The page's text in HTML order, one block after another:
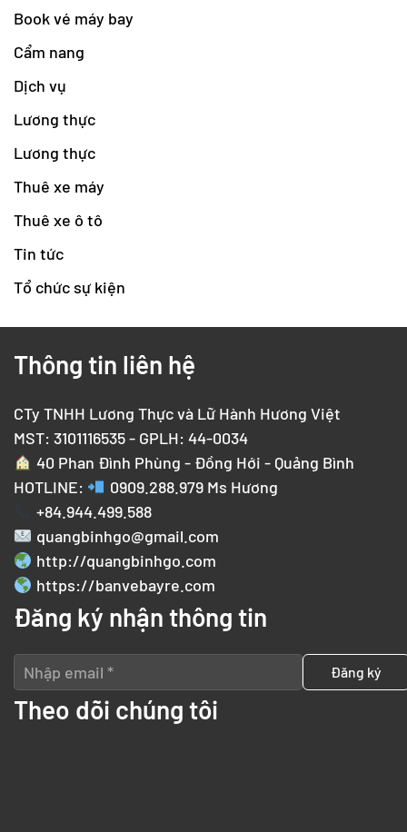
Book vé máy bay
Cẩm nang
Dịch vụ
Lương thực
Lương thực
Thuê xe máy
Thuê xe ô tô
Tin tức
Tổ chức sự kiện
Thông tin liên hệ
CTy TNHH Lương Thực và Lữ Hành Hương Việt
MST: 3101116535 - GPLH: 44-0034
40 Phan Đình Phùng - Đồng Hới - Quảng Bình
HOTLINE:
0909.288.979Ms Hương
+84.944.499.588
quangbinhgo@gmail.com
http://quangbinhgo.com
https://banvebayre.com
Đăng ký nhận thông tin
Theo dõi chúng tôi